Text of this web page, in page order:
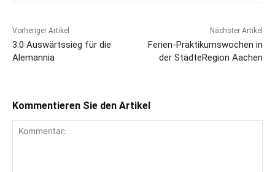
Vorheriger Artikel
3:0 Auswärtssieg für die
Alemannia
Nächster Artikel
Ferien-Praktikumswochen in
der StädteRegion Aachen
Kommentieren Sie den Artikel